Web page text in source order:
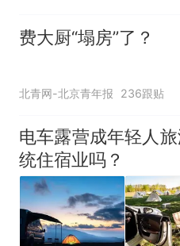
费大厨“塌房”了？
北青网-北京青年报 236跟贴
电车露营成年轻人
统住宿业吗？